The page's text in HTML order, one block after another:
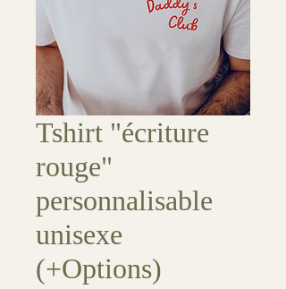
Tshirt "écriture
rouge"
personnalisable
unisexe
(+Options)